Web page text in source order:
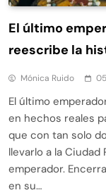
El último
reescribe la
Mónica Ruido
El último
en hechos reales
que con tan solo
llevarlo a la
emperador.
en su…